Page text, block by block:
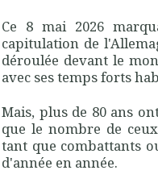
Ce 8 mai 2026
capitulation de
déroulée devant le
avec ses temps forts
Mais, plus de 80 ans
que le nombre de
tant que combattants
d'année en année.